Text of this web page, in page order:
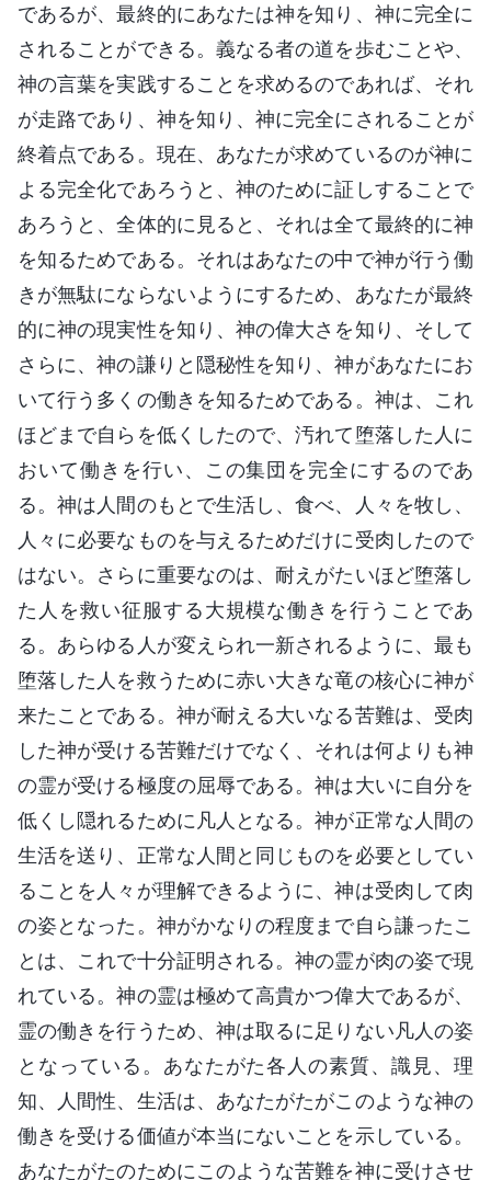
であるが、最終的にあなたは神を知り、神に完全に
されることができる。義なる者の道を歩むことや、
神の言葉を実践することを求めるのであれば、それ
が走路であり、神を知り、神に完全にされることが
終着点である。現在、あなたが求めているのが神に
よる完全化であろうと、神のために証しすることで
あろうと、全体的に見ると、それは全て最終的に神
を知るためである。それはあなたの中で神が行う働
きが無駄にならないようにするため、あなたが最終
的に神の現実性を知り、神の偉大さを知り、そして
さらに、神の謙りと隠秘性を知り、神があなたにお
いて行う多くの働きを知るためである。神は、これ
ほどまで自らを低くしたので、汚れて堕落した人に
おいて働きを行い、この集団を完全にするのであ
る。神は人間のもとで生活し、食べ、人々を牧し、
人々に必要なものを与えるためだけに受肉したので
はない。さらに重要なのは、耐えがたいほど堕落し
た人を救い征服する大規模な働きを行うことであ
る。あらゆる人が変えられ一新されるように、最も
堕落した人を救うために赤い大きな竜の核心に神が
来たことである。神が耐える大いなる苦難は、受肉
した神が受ける苦難だけでなく、それは何よりも神
の霊が受ける極度の屈辱である。神は大いに自分を
低くし隠れるために凡人となる。神が正常な人間の
生活を送り、正常な人間と同じものを必要としてい
ることを人々が理解できるように、神は受肉して肉
の姿となった。神がかなりの程度まで自ら謙ったこ
とは、これで十分証明される。神の霊が肉の姿で現
れている。神の霊は極めて高貴かつ偉大であるが、
霊の働きを行うため、神は取るに足りない凡人の姿
となっている。あなたがた各人の素質、識見、理
知、人間性、生活は、あなたがたがこのような神の
働きを受ける価値が本当にないことを示している。
あなたがたのためにこのような苦難を神に受けさせ